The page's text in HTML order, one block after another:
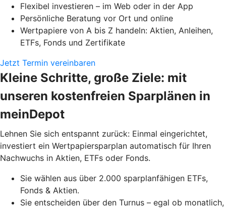
Flexibel investieren – im Web oder in der App
Persönliche Beratung vor Ort und online
Wertpapiere von A bis Z handeln: Aktien, Anleihen,
ETFs, Fonds und Zertifikate
Jetzt Termin vereinbaren
Kleine Schritte, große Ziele: mit
unseren kostenfreien Sparplänen in
meinDepot
Lehnen Sie sich entspannt zurück: Einmal eingerichtet,
investiert ein Wertpapiersparplan automatisch für Ihren
Nachwuchs in Aktien, ETFs oder Fonds.
Sie wählen aus über 2.000 sparplanfähigen ETFs,
Fonds & Aktien.
Sie entscheiden über den Turnus – egal ob monatlich,